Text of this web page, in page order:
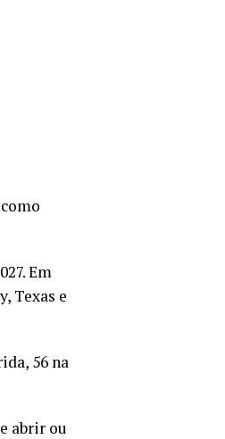
Em
Texas e
56 na
abrir ou